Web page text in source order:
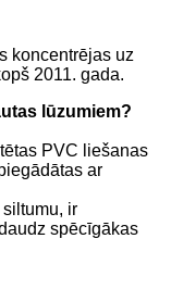
koncentrējas uz
2011. gada.
lūzumiem?
PVC liešanas
ar
ir
spēcīgākas